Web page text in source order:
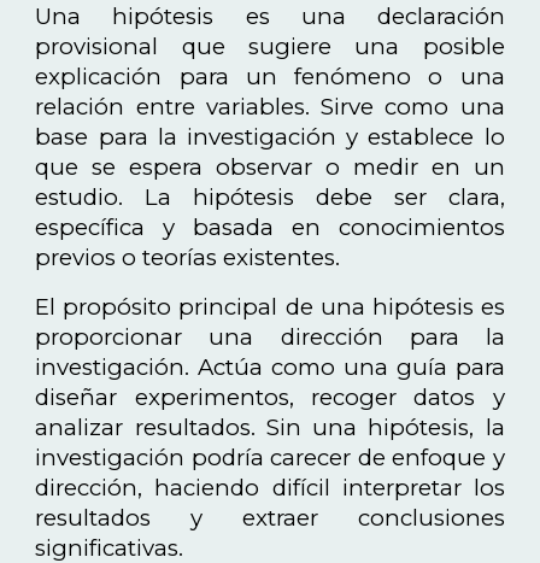
Una hipótesis es una declaración
provisional que sugiere una posible
explicación para un fenómeno o una
relación entre variables. Sirve como una
base para la investigación y establece lo
que se espera observar o medir en un
estudio. La hipótesis debe ser clara,
específica y basada en conocimientos
previos o teorías existentes.
El propósito principal de una hipótesis es
proporcionar una dirección para la
investigación. Actúa como una guía para
diseñar experimentos, recoger datos y
analizar resultados. Sin una hipótesis, la
investigación podría carecer de enfoque y
dirección, haciendo difícil interpretar los
resultados y extraer conclusiones
significativas.